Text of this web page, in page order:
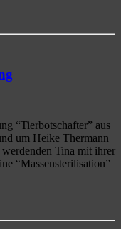
“Tierbotschafter” aus
um Heike Thermann
Tina mit ihrer
“Massensterilisation”